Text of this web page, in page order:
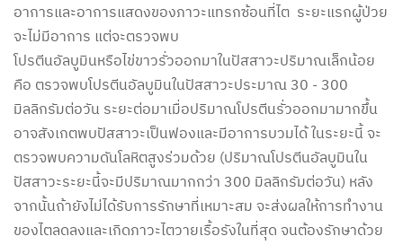
อาการและอาการแสดงของภาวะแทรกซ้อนที่ไต ระยะแรกผู้ป่วย
จะไม่มีอาการ แต่จะตรวจพบ
โปรตีนอัลบูมินหรือไข่ขาวรั่วออกมาในปัสสาวะปริมาณเล็กน้อย
คือ ตรวจพบโปรตีนอัลบูมินในปัสสาวะประมาณ 30 - 300
มิลลิกรัมต่อวัน ระยะต่อมาเมื่อปริมาณโปรตีนรั่วออกมามากขึ้น
อาจสังเกตพบปัสสาวะเป็นฟองและมีอาการบวมได้ ในระยะนี้ จะ
ตรวจพบความดันโลหิตสูงร่วมด้วย (ปริมาณโปรตีนอัลบูมินใน
ปัสสาวะระยะนี้จะมีปริมาณมากกว่า 300 มิลลิกรัมต่อวัน) หลัง
จากนั้นถ้ายังไม่ได้รับการรักษาที่เหมาะสม จะส่งผลให้การทำงาน
ของไตลดลงและเกิดภาวะไตวายเรื้อรังในที่สุด จนต้องรักษาด้วย